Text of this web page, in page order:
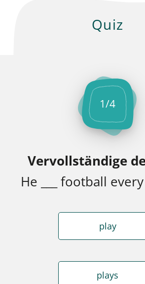
Quiz
1/4
Vervollständige
He ___ football
play
plays